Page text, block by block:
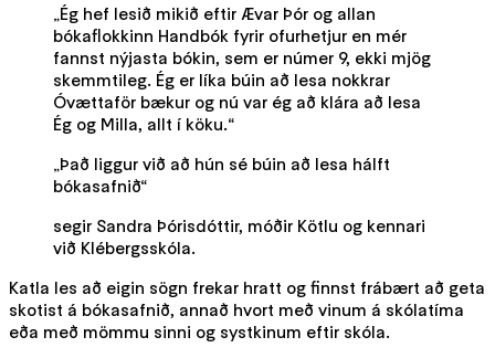
„Ég hef lesið mikið eftir Ævar Þór og allan
bókaflokkinn Handbók fyrir ofurhetjur en mér
fannst nýjasta bókin, sem er númer 9, ekki mjög
skemmtileg. Ég er líka búin að lesa nokkrar
Óvættaför bækur og nú var ég að klára að lesa
Ég og Milla, allt í köku.“
„Það liggur við að hún sé búin að lesa hálft
bókasafnið“
segir Sandra Þórisdóttir, móðir Kötlu og kennari
við Klébergsskóla.
Katla les að eigin sögn frekar hratt og finnst frábært að geta
skotist á bókasafnið, annað hvort með vinum á skólatíma
eða með mömmu sinni og systkinum eftir skóla.